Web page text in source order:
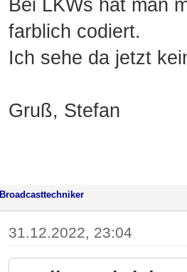
Bei LKWs hat man
farblich codiert.
Ich sehe da jetzt
Gruß, Stefan
Broadcasttechniker
31.12.2022, 23:04